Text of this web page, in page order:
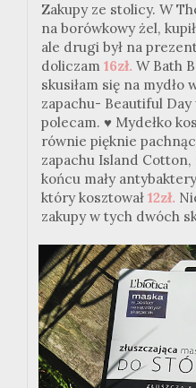
Zakupy ze stolicy. W
na borówkowy żel,
ale drugi był na
doliczam 16zł. W Bath
skusiłam się na
zapachu- Beautiful
polecam. ♥ Mydełko
równie pięknie
zapachu Island Cotton,
końcu mały
który kosztował 12zł.
zakupy w tych dwóch